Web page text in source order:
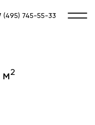
(495) 745-55-33
м2